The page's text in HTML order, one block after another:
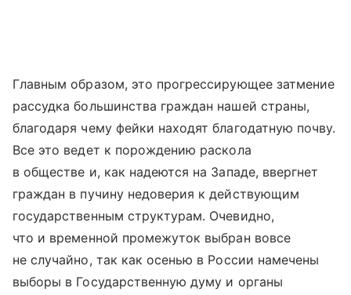
Главным образом, это прогрессирующее затмение
рассудка большинства граждан нашей страны,
благодаря чему фейки находят благодатную почву.
Все это ведет к порождению раскола
в обществе и, как надеются на Западе, ввергнет
граждан в пучину недоверия к действующим
государственным структурам. Очевидно,
что и временной промежуток выбран вовсе
не случайно, так как осенью в России намечены
выборы в Государственную думу и органы